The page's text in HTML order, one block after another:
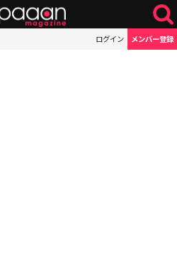
ログイン メンバー登録